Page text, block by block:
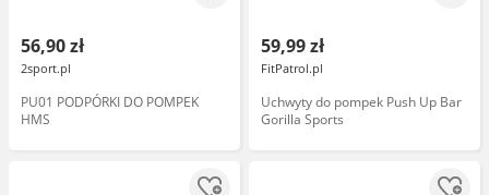
56,90 zł
2sport.pl
PU01 PODPÓRKI DO POMPEK
HMS
59,99 zł
FitPatrol.pl
Uchwyty do pompek Push Up Bar
Gorilla Sports